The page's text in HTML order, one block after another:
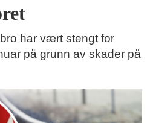
har vært stengt for
på grunn av skader på